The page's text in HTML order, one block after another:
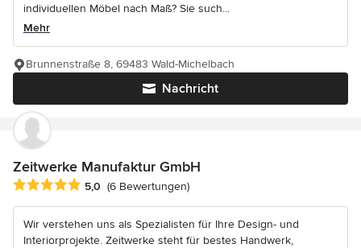
individuellen Möbel nach Maß? Sie such...
Mehr
Nachricht
Brunnenstraße 8, 69483 Wald-Michelbach
Zeitwerke Manufaktur GmbH
Durchschnittliche Bewertung: 5 von 5 Sternen
5,0 (6 Bewertungen)
Wir verstehen uns als Spezialisten für Ihre Design- und
Interiorprojekte. Zeitwerke steht für bestes Handwerk,